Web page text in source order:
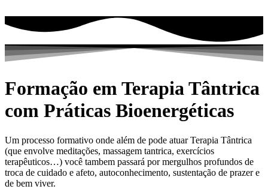
Formação em Terapia Tântrica
com Práticas Bioenergéticas
Um processo formativo onde além de pode atuar Terapia Tântrica
(que envolve meditações, massagem tantrica, exercícios
terapêuticos…) você tambem passará por mergulhos profundos de
troca de cuidado e afeto, autoconhecimento, sustentação de prazer e
de bem viver.